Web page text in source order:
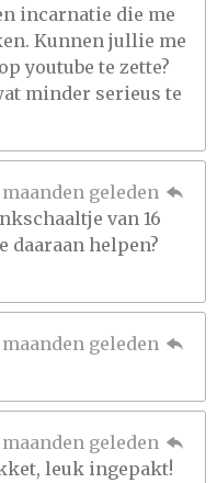
incarnatie die me
Kunnen jullie me
youtube te zette?
minder serieus te
maanden geleden
van 16
daaraan helpen?
maanden geleden
maanden geleden
leuk ingepakt!